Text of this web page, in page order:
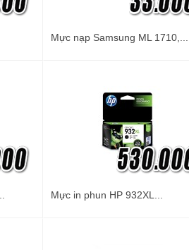
Mực nạp Samsung ML 1710,...
Mực in phun HP 932XL...